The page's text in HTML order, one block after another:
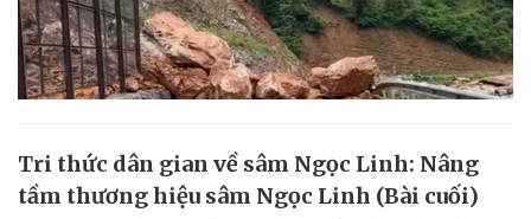
Tri thức dân gian về sâm Ngọc Linh: Nâng
tầm thương hiệu sâm Ngọc Linh (Bài cuối)